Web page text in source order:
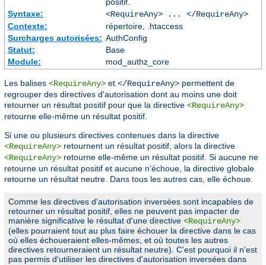
positif.
Syntaxe:
<RequireAny> ... </RequireAny>
Contexte:
répertoire, .htaccess
Surcharges autorisées: AuthConfig
Statut:
Base
Module:
mod_authz_core
Les balises <RequireAny> et </RequireAny> permettent de
regrouper des directives d'autorisation dont au moins une doit
retourner un résultat positif pour que la directive <RequireAny>
retourne elle-même un résultat positif.
Si une ou plusieurs directives contenues dans la directive
<RequireAny> retournent un résultat positif, alors la directive
<RequireAny> retourne elle-même un résultat positif. Si aucune ne
retourne un résultat positif et aucune n'échoue, la directive globale
retourne un résultat neutre. Dans tous les autres cas, elle échoue.
Comme les directives d'autorisation inversées sont incapables de
retourner un résultat positif, elles ne peuvent pas impacter de
manière significative le résultat d'une directive <RequireAny>
(elles pourraient tout au plus faire échouer la directive dans le cas
où elles échoueraient elles-mêmes, et où toutes les autres
directives retourneraient un résultat neutre). C'est pourquoi il n'est
pas permis d'utiliser les directives d'autorisation inversées dans